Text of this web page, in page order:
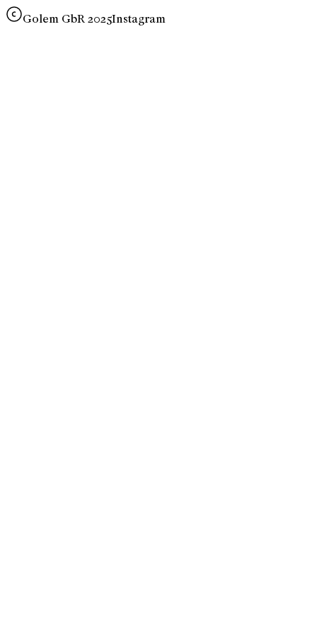
Golem GbR 2025Instagram